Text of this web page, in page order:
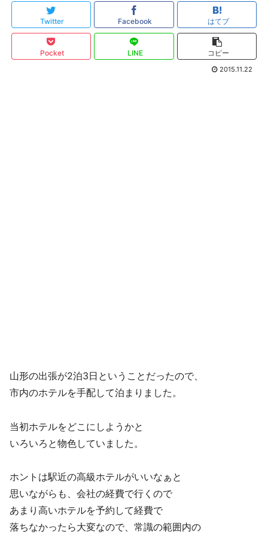
Twitter Facebook はてブ
Pocket LINE コピー
2015.11.22
山形の出張が2泊3日ということだったので、
市内のホテルを手配して泊まりました。
当初ホテルをどこにしようかと
いろいろと物色していました。
ホントは駅近の高級ホテルがいいなぁと
思いながらも、会社の経費で行くので
あまり高いホテルを予約して経費で
落ちなかったら大変なので、常識の範囲内の